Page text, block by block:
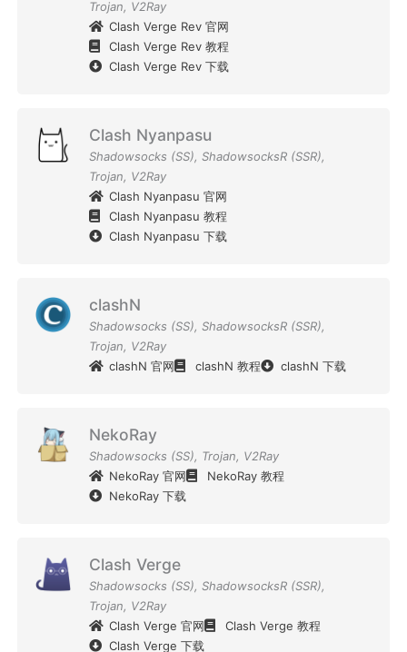
Trojan, V2Ray
Clash Verge Rev 官网
Clash Verge Rev 教程
Clash Verge Rev 下载
Clash Nyanpasu
Shadowsocks (SS), ShadowsocksR (SSR),
Trojan, V2Ray
Clash Nyanpasu 官网
Clash Nyanpasu 教程
Clash Nyanpasu 下载
clashN
Shadowsocks (SS), ShadowsocksR (SSR),
Trojan, V2Ray
clashN 官网
clashN 教程 clashN 下载
NekoRay
Shadowsocks (SS), Trojan, V2Ray
NekoRay 官网
NekoRay 教程
NekoRay 下载
Clash Verge
Shadowsocks (SS), ShadowsocksR (SSR),
Trojan, V2Ray
Clash Verge 官网
Clash Verge 教程
Clash Verge 下载